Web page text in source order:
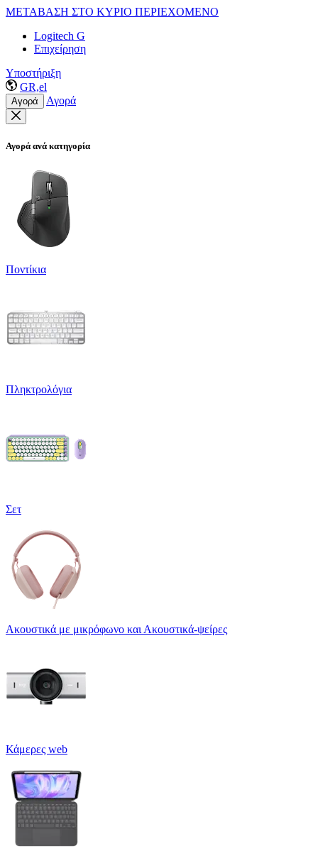
ΜΕΤΑΒΑΣΗ ΣΤΟ ΚΥΡΙΟ ΠΕΡΙΕΧΟΜΕΝΟ
Logitech G
Επιχείρηση
Υποστήριξη
GR,el
Αγορά Αγορά
Αγορά ανά κατηγορία
Ποντίκια
Πληκτρολόγια
Σετ
Ακουστικά με μικρόφωνο και Ακουστικά-ψείρες
Κάμερες web